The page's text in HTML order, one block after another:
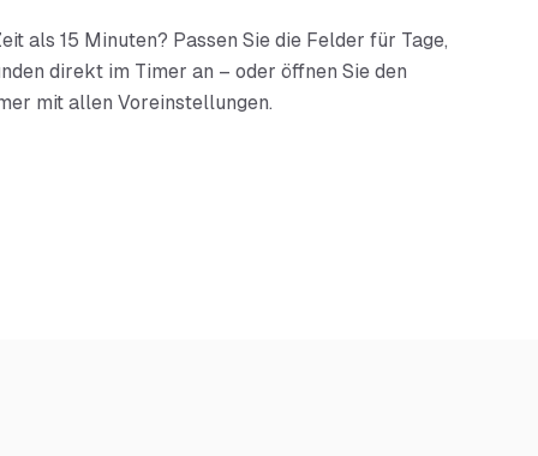
als 15 Minuten? Passen Sie die Felder für Tage,
direkt im Timer an – oder öffnen Sie den
mit allen Voreinstellungen.